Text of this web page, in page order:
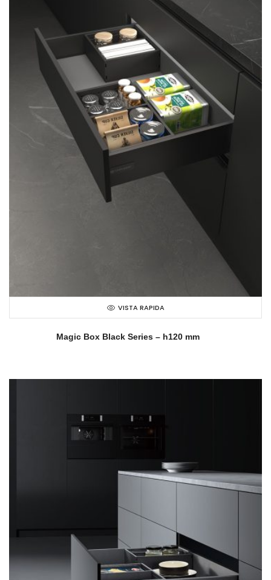
VISTA RAPIDA
Magic Box Black Series – h120 mm